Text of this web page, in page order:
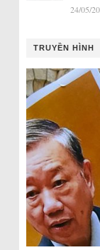
24/05/
TRUYỀN HÌNH